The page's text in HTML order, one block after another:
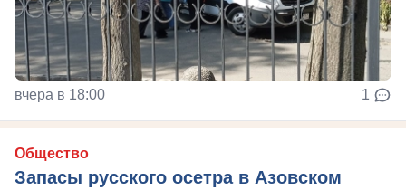
вчера в 18:00 1
Общество
Запасы русского осетра в Азовском